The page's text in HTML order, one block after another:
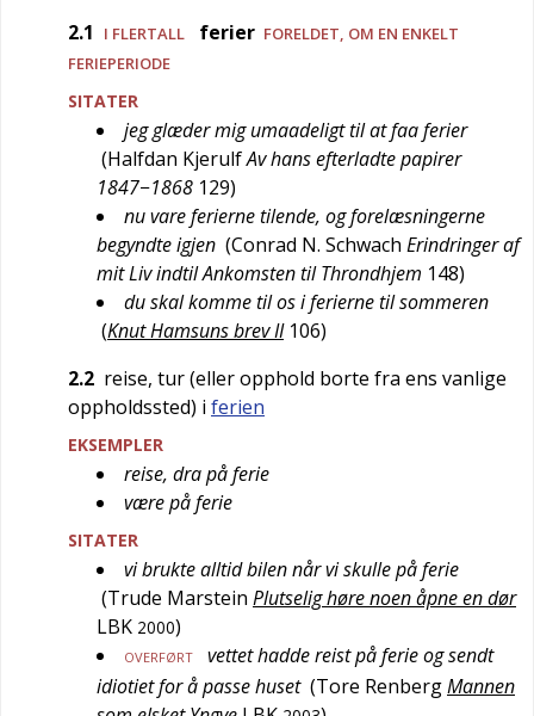
2.1
I FLERTALL ferier FORELDET, OM EN ENKELT
FERIEPERIODE
SITATER
jeg glæder mig umaadeligt til at faa ferier
(Halfdan KjerulfAv hans efterladte papirer
1847−1868 129)
nu vare ferierne tilende, og forelæsningerne
begyndte igjen (Conrad N. Schwach Erindringer af
mit Liv indtil Ankomsten til Throndhjem 148)
du skal komme til os i ferierne til sommeren
(Knut Hamsuns brev II 106)
2.2 reise, tur (eller opphold borte fra ens vanlige
oppholdssted) i ferien
EKSEMPLER
reise, dra på ferie
være på ferie
SITATER
vi brukte alltid bilen når vi skulle på ferie
(Trude Marstein Plutselig høre noen åpne en dør
LBK 2000)
OVERFØRT
vettet hadde reist på ferie og sendt
idiotiet for å passe huset (Tore RenbergMannen